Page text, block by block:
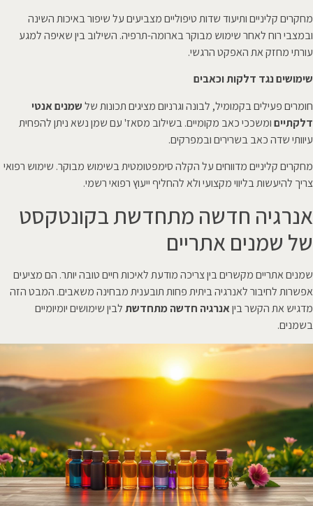
מחקרים קליניים ותיעוד שדות טיפוליים מצביעים על שיפור באיכות השינה
ובמצבי רוח לאחר שימוש מבוקר בארומה-תרפיה. השילוב בין שאיפה למגע
עורתי מחזק את האפקט הרגשי.
שימושים נגד דלקות וכאבים
חומרים פעילים בקמומיל, לבונה וגרניום מציגים תכונות שלשמנים אנטי
דלקתייםומשככי כאב מקומיים. בשילוב מסאז' עם שמן נשא ניתן להפחית
עיוותי שדה כאב בשרירים ובמפרקים.
מחקרים קליניים מדווחים על הקלה סימפטומטית בשימוש מבוקר. שימוש רפואי
צריך להיעשות בליווי מקצועי ולא להחליף ייעוץ רפואי רשמי.
אנרגיה חדשה מתחדשת בקונטקסט
של שמנים אתריים
שמנים אתריים מקשרים בין צריכה מודעת לאיכות חיים טובה יותר. הם מציעים
אפשרות לחיבור לאנרגיה ביתית פחות תובענית מבחינה משאבים. המבט הזה
מדגיש את הקשר ביןאנרגיה חדשה מתחדשתלבין שימושים יומיומיים
בשמנים.